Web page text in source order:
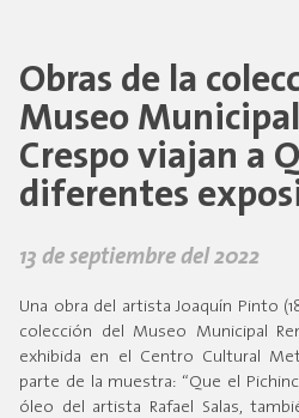
Obras de la
Museo
Crespo viajan a
diferentes
13 de septiembre del 2022
Una obra del artista Joaquín Pinto
colección del Museo Municipal
exhibida en el Centro Cultural
parte de la muestra: “Que el
óleo del artista Rafael Salas,